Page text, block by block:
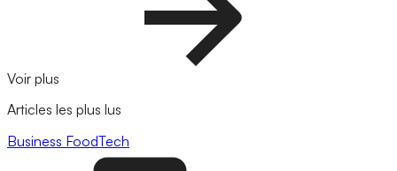
Voir plus
Articles les plus lus
Business FoodTech